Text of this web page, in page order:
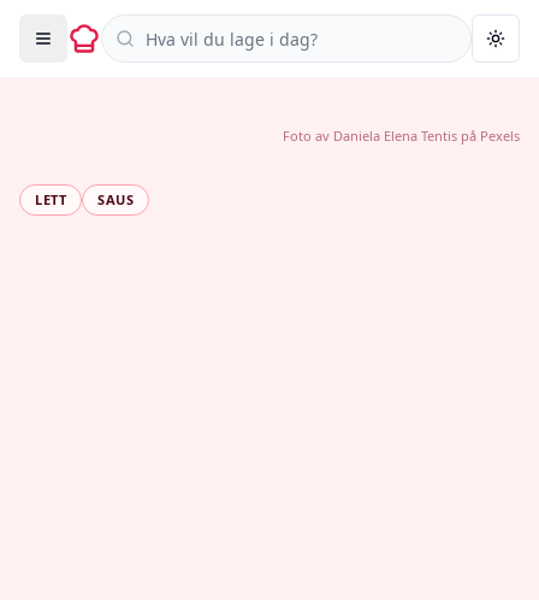
Søk i oppskrifter
LETT SAUS
Foto av Daniela Elena Tentis på Pexels